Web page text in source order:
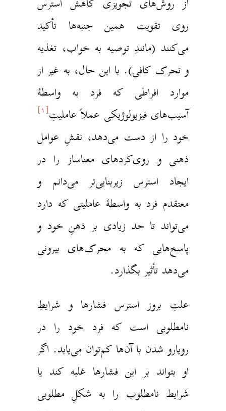
روی تقویت همین جنبه‌ها تأکید
می‌کنند (مانندِ توصیه به خواب، تغذیه
و تحرک کافی). با این حال، به غیر از
موارد افراطی که فرد به واسطهٔ
آسیب‌های فیزیولوژیکی عملاً عاملیتِ[۱]
خود را از دست می‌دهد، نقشِ‌ عوامل
ذهنی و روی‌کردهای معناساز را در
ایجاد استرس زیربنایی‌تر می‌دانم و
معتقدم فرد به واسطهٔ عاملیتی که دارد
می‌تواند تا حد زیادی بر ذهنِ خود و
پاسخ‌هایی که به محرک‌های بیرونی
می‌دهد تأثیر بگذارد.
علتِ بروز استرس فشارها و شرایطِ
نامطلوبی است که فرد خود را در
رویارو شدن با آن‌ها کم‌توان می‌یابد. اگر
او بتواند بر این فشارها غلبه کند یا
شرایط نامطلوب را به شکلِ مطلوبی